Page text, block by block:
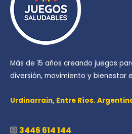
Más de 15 años creando juegos
diversión, movimiento y bienestar
Urdinarrain, Entre Ríos.
3446 614 144